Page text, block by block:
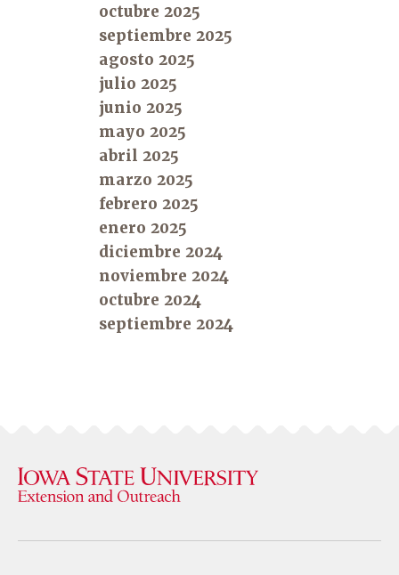
octubre 2025
septiembre 2025
agosto 2025
julio 2025
junio 2025
mayo 2025
abril 2025
marzo 2025
febrero 2025
enero 2025
diciembre 2024
noviembre 2024
octubre 2024
septiembre 2024